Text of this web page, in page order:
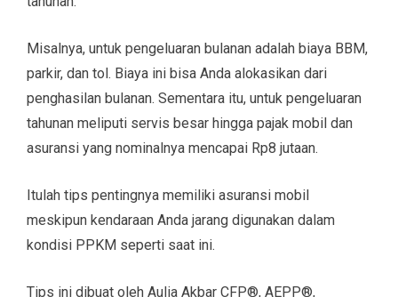
Misalnya, untuk pengeluaran bulanan adalah biaya BBM,
parkir, dan tol. Biaya ini bisa Anda alokasikan dari
penghasilan bulanan. Sementara itu, untuk pengeluaran
tahunan meliputi servis besar hingga pajak mobil dan
asuransi yang nominalnya mencapai Rp8 jutaan.
Itulah tips pentingnya memiliki asuransi mobil
meskipun kendaraan Anda jarang digunakan dalam
kondisi PPKM seperti saat ini.
Tips ini dibuat oleh Aulia Akbar CFP®, AEPP®,